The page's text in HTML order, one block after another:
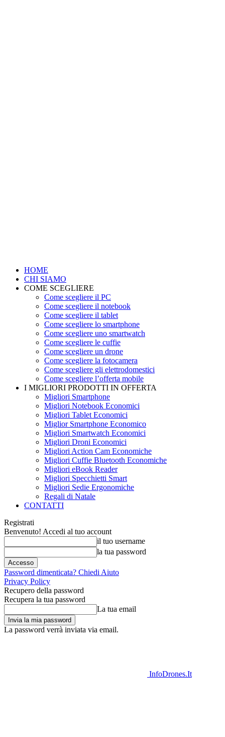
HOME
CHI SIAMO
COME SCEGLIERE
Come scegliere il PC
Come scegliere il notebook
Come scegliere il tablet
Come scegliere lo smartphone
Come scegliere uno smartwatch
Come scegliere le cuffie
Come scegliere un drone
Come scegliere la fotocamera
Come scegliere gli elettrodomestici
Come scegliere l’offerta mobile
I MIGLIORI PRODOTTI IN OFFERTA
Migliori Smartphone
Migliori Notebook Economici
Migliori Tablet Economici
Miglior Smartphone Economico
Migliori Smartwatch Economici
Migliori Droni Economici
Migliori Action Cam Economiche
Migliori Cuffie Bluetooth Economiche
Migliori eBook Reader
Migliori Specchietti Smart
Migliori Sedie Ergonomiche
Regali di Natale
CONTATTI
Registrati
Benvenuto! Accedi al tuo account
il tuo username
la tua password
Password dimenticata? Chiedi Aiuto
Privacy Policy
Recupero della password
Recupera la tua password
La tua email
La password verrà inviata via email.
InfoDrones.It